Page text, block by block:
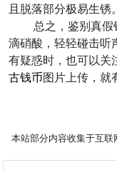
且脱落部分极易生锈。
总之，鉴别真假银
滴硝酸，轻轻碰击听
有疑惑时，也可以
古钱币图片上传，就
本站部分内容收集于互联